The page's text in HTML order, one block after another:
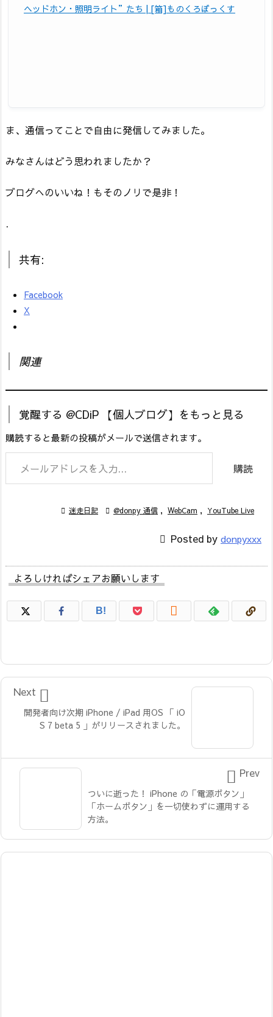
ヘッドホン・照明ライト”たち | [箱]ものくろぼっくす
ま、通信ってことで自由に発信してみました。
みなさんはどう思われましたか？
ブログへのいいね！もそのノリで是非！
.
共有:
Facebook
X
関連
覚醒する @CDiP 【個人ブログ】をもっと見る
購読すると最新の投稿がメールで送信されます。
メールアドレスを入力...
購読
 迷走日記  @donpy 通信 , WebCam , YouTube Live
 Posted by donpyxxx
よろしければシェアお願いします
B! 
開発者向け次期 iPhone / iPad 用OS 「 iO
S 7 beta 5 」がリリースされました。

Next
ついに逝った！ iPhone の「電源ボタン」
「ホームボタン」を一切使わずに運用する
方法。
 Prev